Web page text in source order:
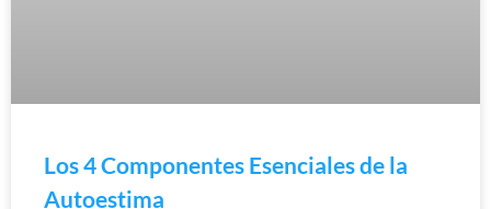
Los 4 Componentes Esenciales de la
Autoestima